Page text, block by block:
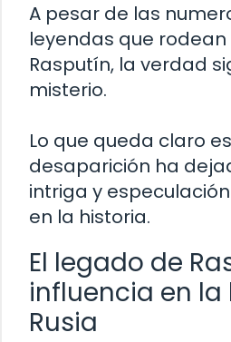
A pesar de las
leyendas que
Rasputín, la verdad
misterio.
Lo que queda claro
desaparición ha
intriga y
en la historia.
El legado de
influencia en
Rusia